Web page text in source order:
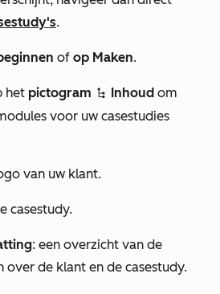
.
of op Maken.
het pictogram siteTreeIcon Inhoud om
voor uw casestudies
van uw klant.
casestudy.
: een overzicht van de
over de klant en de casestudy.